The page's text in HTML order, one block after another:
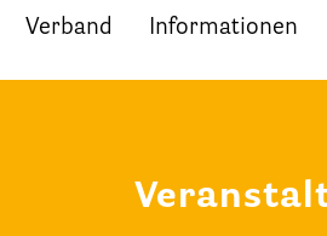
Verband Informationen